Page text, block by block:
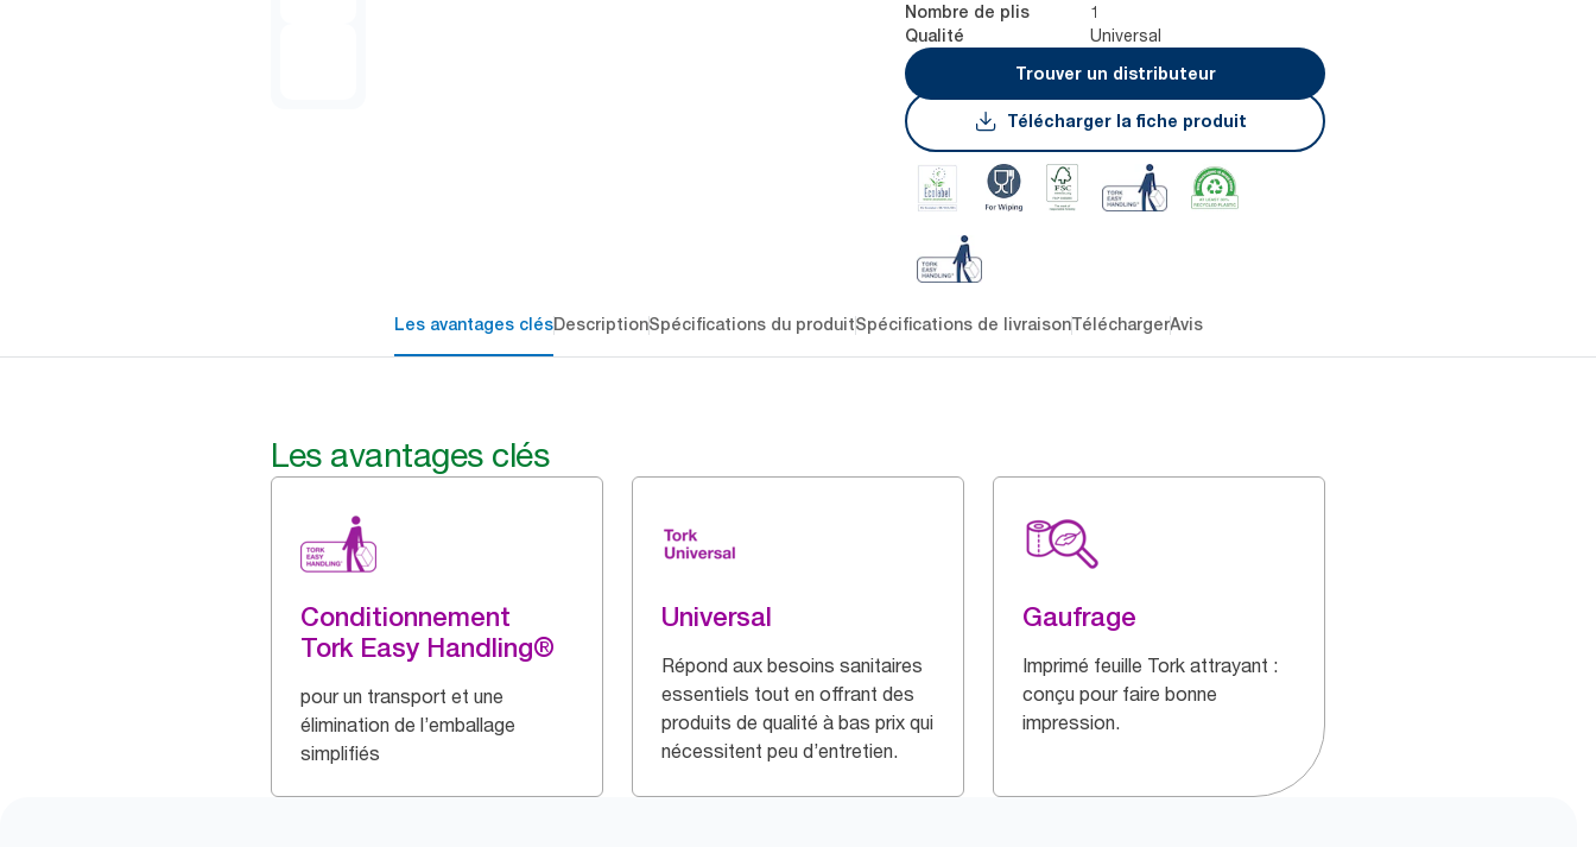
Nombre de plis 1
Qualité
Universal
Trouver un distributeur
Télécharger la fiche produit
Les avantages clésDescriptionSpécifications du produitSpécifications de livraisonTéléchargerAvis
Les avantages clés
Conditionnement
Tork Easy Handling®
pour un transport et une
élimination de l’emballage
simplifiés
Universal
Répond aux besoins sanitaires
essentiels tout en offrant des
produits de qualité à bas prix qui
nécessitent peu d’entretien.
Gaufrage
Imprimé feuille Tork attrayant :
conçu pour faire bonne
impression.